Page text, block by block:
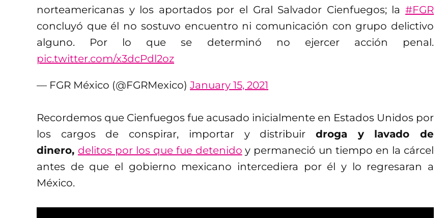
norteamericanas y los aportados por el Gral Salvador Cienfuegos; la #FGR
concluyó que él no sostuvo encuentro ni comunicación con grupo delictivo
alguno. Por lo que se determinó no ejercer acción penal.
pic.twitter.com/x3dcPdl2oz
— FGR México (@FGRMexico) January 15, 2021
Recordemos que Cienfuegos fue acusado inicialmente en Estados Unidos por
los cargos de conspirar, importar y distribuir droga y lavado de
dinero, delitos por los que fue detenido y permaneció un tiempo en la cárcel
antes de que el gobierno mexicano intercediera por él y lo regresaran a
México.